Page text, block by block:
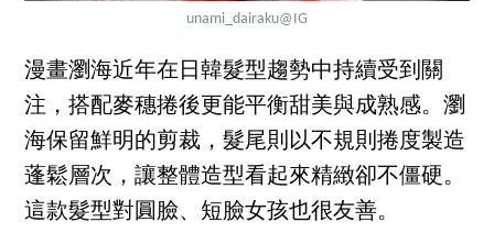
unami_dairaku@IG
漫畫瀏海近年在日韓髮型趨勢中持續受到關
注，搭配麥穗捲後更能平衡甜美與成熟感。瀏
海保留鮮明的剪裁，髮尾則以不規則捲度製造
蓬鬆層次，讓整體造型看起來精緻卻不僵硬。
這款髮型對圓臉、短臉女孩也很友善。